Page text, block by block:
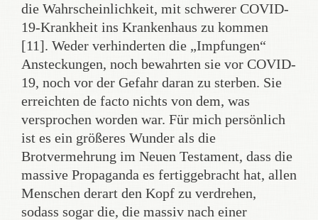
die Wahrscheinlichkeit, mit schwerer COVID-
19-Krankheit ins Krankenhaus zu kommen
[11]. Weder verhinderten die „Impfungen“
Ansteckungen, noch bewahrten sie vor COVID-
19, noch vor der Gefahr daran zu sterben. Sie
erreichten de facto nichts von dem, was
versprochen worden war. Für mich persönlich
ist es ein größeres Wunder als die
Brotvermehrung im Neuen Testament, dass die
massive Propaganda es fertiggebracht hat, allen
Menschen derart den Kopf zu verdrehen,
sodass sogar die, die massiv nach einer